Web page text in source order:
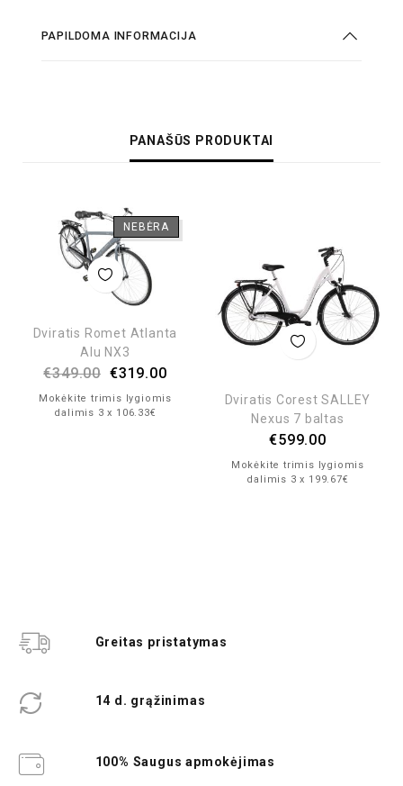
PAPILDOMA INFORMACIJA
PANAŠŪS PRODUKTAI
NEBĖRA
Dviratis Romet Atlanta
Alu NX3
€349.00 €319.00
Mokėkite trimis lygiomis
dalimis 3 x 106.33€
Dviratis Corest SALLEY
Nexus 7 baltas
€599.00
Mokėkite trimis lygiomis
dalimis 3 x 199.67€
Greitas pristatymas
14 d. grąžinimas
100% Saugus apmokėjimas